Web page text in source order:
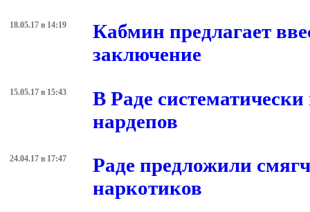
18.05.17 в 14:19
Кабмин предлагает
заключение
15.05.17 в 15:43
В Раде
нардепов
24.04.17 в 17:47
Раде предложили
наркотиков